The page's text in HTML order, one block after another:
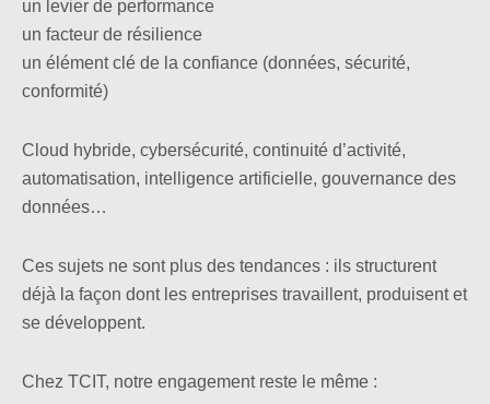
un levier de performance
un facteur de résilience
un élément clé de la confiance (données, sécurité,
conformité)
Cloud hybride, cybersécurité, continuité d’activité,
automatisation, intelligence artificielle, gouvernance des
données…
Ces sujets ne sont plus des tendances : ils structurent
déjà la façon dont les entreprises travaillent, produisent et
se développent.
Chez TCIT, notre engagement reste le même :